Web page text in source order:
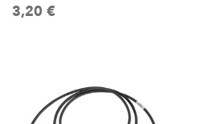
3,20 €